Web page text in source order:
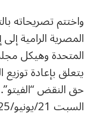
واختتم تصريحاته
المصرية الرامية
المتحدة وهيكل
يتعلق بإعادة
حق النقض “الفيتو”.
السبت 21/يونيو/2025